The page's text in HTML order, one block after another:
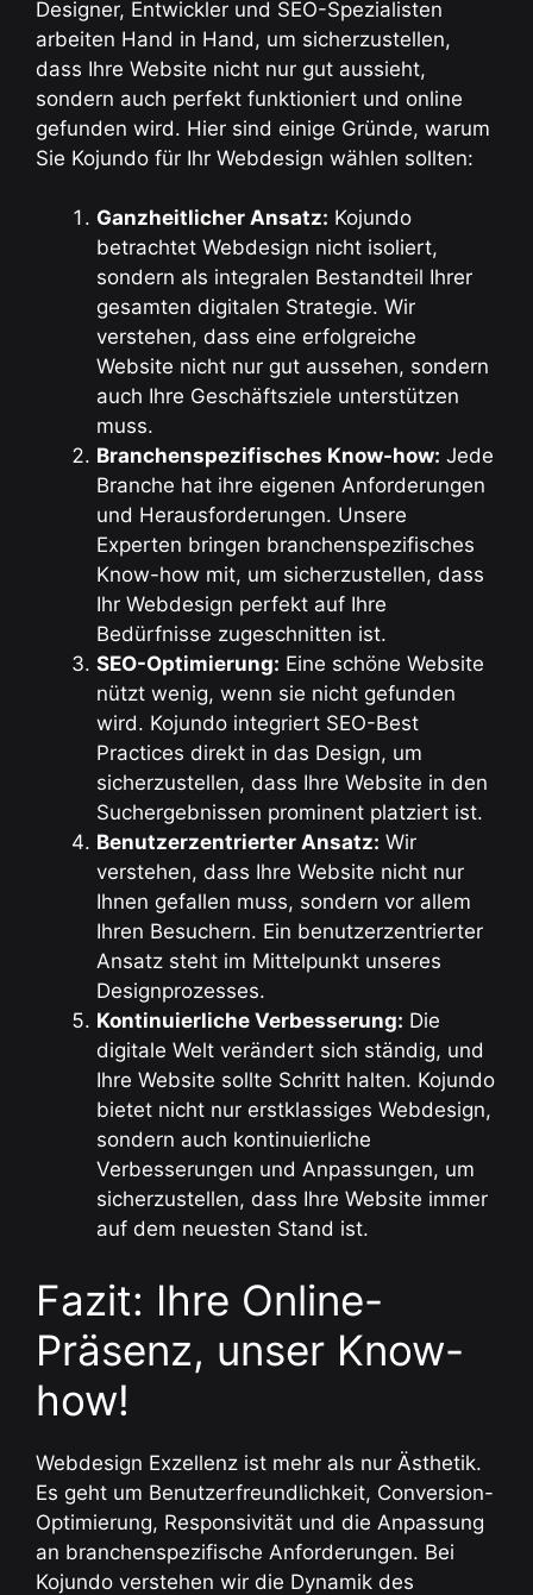
Designer, Entwickler und SEO-Spezialisten
arbeiten Hand in Hand, um sicherzustellen,
dass Ihre Website nicht nur gut aussieht,
sondern auch perfekt funktioniert und online
gefunden wird. Hier sind einige Gründe, warum
Sie Kojundo für Ihr Webdesign wählen sollten:
Ganzheitlicher Ansatz: Kojundo
betrachtet Webdesign nicht isoliert,
sondern als integralen Bestandteil Ihrer
gesamten digitalen Strategie. Wir
verstehen, dass eine erfolgreiche
Website nicht nur gut aussehen, sondern
auch Ihre Geschäftsziele unterstützen
muss.
Branchenspezifisches Know-how: Jede
Branche hat ihre eigenen Anforderungen
und Herausforderungen. Unsere
Experten bringen branchenspezifisches
Know-how mit, um sicherzustellen, dass
Ihr Webdesign perfekt auf Ihre
Bedürfnisse zugeschnitten ist.
SEO-Optimierung: Eine schöne Website
nützt wenig, wenn sie nicht gefunden
wird. Kojundo integriert SEO-Best
Practices direkt in das Design, um
sicherzustellen, dass Ihre Website in den
Suchergebnissen prominent platziert ist.
Benutzerzentrierter Ansatz: Wir
verstehen, dass Ihre Website nicht nur
Ihnen gefallen muss, sondern vor allem
Ihren Besuchern. Ein benutzerzentrierter
Ansatz steht im Mittelpunkt unseres
Designprozesses.
Kontinuierliche Verbesserung: Die
digitale Welt verändert sich ständig, und
Ihre Website sollte Schritt halten. Kojundo
bietet nicht nur erstklassiges Webdesign,
sondern auch kontinuierliche
Verbesserungen und Anpassungen, um
sicherzustellen, dass Ihre Website immer
auf dem neuesten Stand ist.
Fazit: Ihre Online-
Präsenz, unser Know-
how!
Webdesign Exzellenz ist mehr als nur Ästhetik.
Es geht um Benutzerfreundlichkeit, Conversion-
Optimierung, Responsivität und die Anpassung
an branchenspezifische Anforderungen. Bei
Kojundo verstehen wir die Dynamik des